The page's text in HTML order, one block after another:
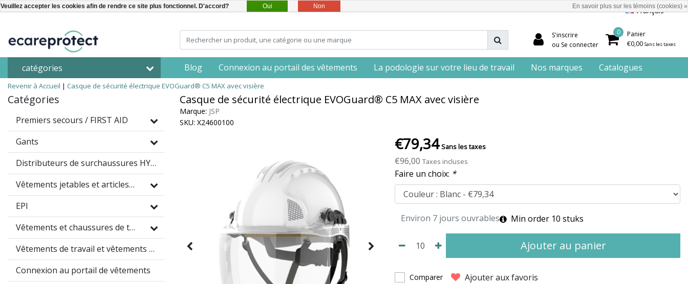
Français
S'inscrire
ou Se connecter
0
Panier
€0,00 Sans les taxes
catégories Blog Connexion au portail des vêtements La podologie sur votre lieu de travail Nos marques Catalogues
Revenir à Accueil | Casque de sécurité électrique EVOGuard® C5 MAX avec visière
Catégories
Premiers secours / FIRST AID
Gants
Distributeurs de surchaussures HYGOMAT
Vêtements jetables et articles à usage unique
EPI
Vêtements et chaussures de travail
Vêtements de travail et vêtements promotionnels
Connexion au portail de vêtements
Casque de sécurité électrique EVOGuard® C5 MAX avec visière
Marque: JSP
SKU: X24600100
€79,34 Sans les taxes
€96,00 Taxes incluses
Faire un choix: *
Environ 7 jours ouvrables Min order 10 stuks
Ajouter au panier
Comparer Ajouter aux favoris
Veuillez accepter les cookies afin de rendre ce site plus fonctionnel. D'accord? Oui Non En savoir plus sur les témoins (cookies) »